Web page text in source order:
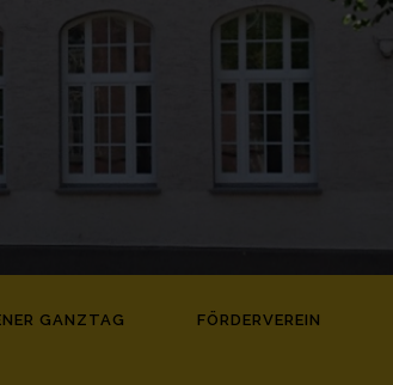
GANZTAG FÖRDERVEREIN